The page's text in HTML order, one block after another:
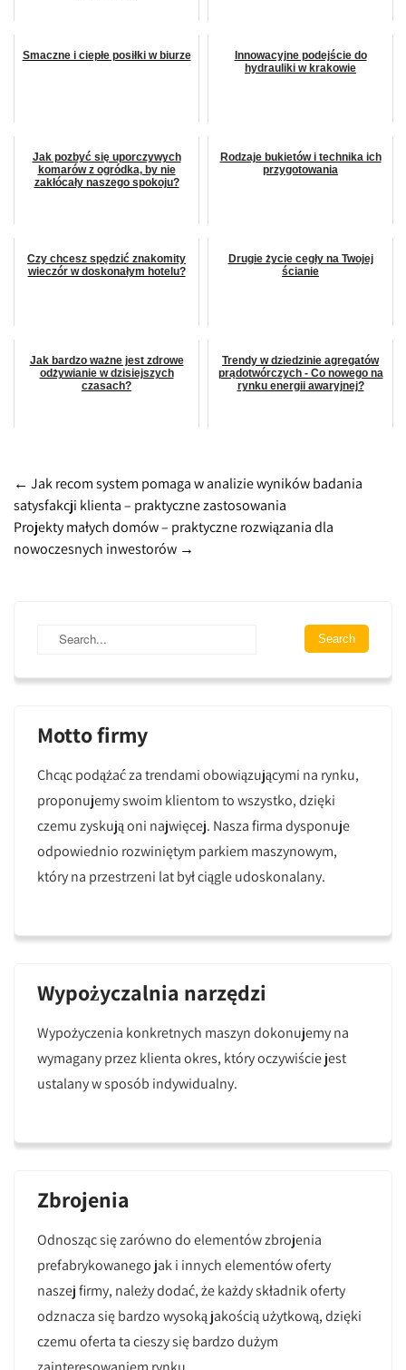
Smaczne i ciepłe posiłki w biurze
Innowacyjne podejście do
hydrauliki w krakowie
Jak pozbyć się uporczywych
komarów z ogródka, by nie
zakłócały naszego spokoju?
Rodzaje bukietów i technika ich
przygotowania
Czy chcesz spędzić znakomity
wieczór w doskonałym hotelu?
Drugie życie cegły na Twojej
ścianie
Jak bardzo ważne jest zdrowe
odżywianie w dzisiejszych
czasach?
Trendy w dziedzinie agregatów
prądotwórczych - Co nowego na
rynku energii awaryjnej?
Post
navigation
← Jak recom system pomaga w analizie wyników badania
satysfakcji klienta – praktyczne zastosowania
Projekty małych domów – praktyczne rozwiązania dla
nowoczesnych inwestorów →
Motto firmy
Chcąc podążać za trendami obowiązującymi na rynku,
proponujemy swoim klientom to wszystko, dzięki
czemu zyskują oni najwięcej. Nasza firma dysponuje
odpowiednio rozwiniętym parkiem maszynowym,
który na przestrzeni lat był ciągle udoskonalany.
Wypożyczalnia narzędzi
Wypożyczenia konkretnych maszyn dokonujemy na
wymagany przez klienta okres, który oczywiście jest
ustalany w sposób indywidualny.
Zbrojenia
Odnosząc się zarówno do elementów zbrojenia
prefabrykowanego jak i innych elementów oferty
naszej firmy, należy dodać, że każdy składnik oferty
odznacza się bardzo wysoką jakością użytkową, dzięki
czemu oferta ta cieszy się bardzo dużym